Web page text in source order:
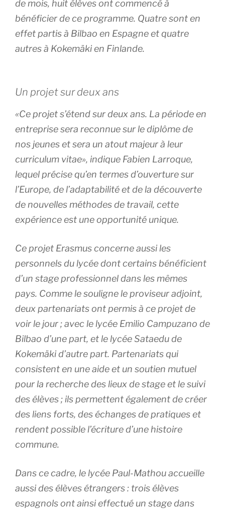
de mois, huit élèves ont commencé à
bénéficier de ce programme. Quatre sont en
effet partis à Bilbao en Espagne et quatre
autres à Kokemäki en Finlande.
Un projet sur deux ans
«Ce projet s’étend sur deux ans. La période en
entreprise sera reconnue sur le diplôme de
nos jeunes et sera un atout majeur à leur
curriculum vitae», indique Fabien Larroque,
lequel précise qu’en termes d’ouverture sur
l’Europe, de l’adaptabilité et de la découverte
de nouvelles méthodes de travail, cette
expérience est une opportunité unique.
Ce projet Erasmus concerne aussi les
personnels du lycée dont certains bénéficient
d’un stage professionnel dans les mêmes
pays. Comme le souligne le proviseur adjoint,
deux partenariats ont permis à ce projet de
voir le jour ; avec le lycée Emilio Campuzano de
Bilbao d’une part, et le lycée Sataedu de
Kokemäki d’autre part. Partenariats qui
consistent en une aide et un soutien mutuel
pour la recherche des lieux de stage et le suivi
des élèves ; ils permettent également de créer
des liens forts, des échanges de pratiques et
rendent possible l’écriture d’une histoire
commune.
Dans ce cadre, le lycée Paul-Mathou accueille
aussi des élèves étrangers : trois élèves
espagnols ont ainsi effectué un stage dans